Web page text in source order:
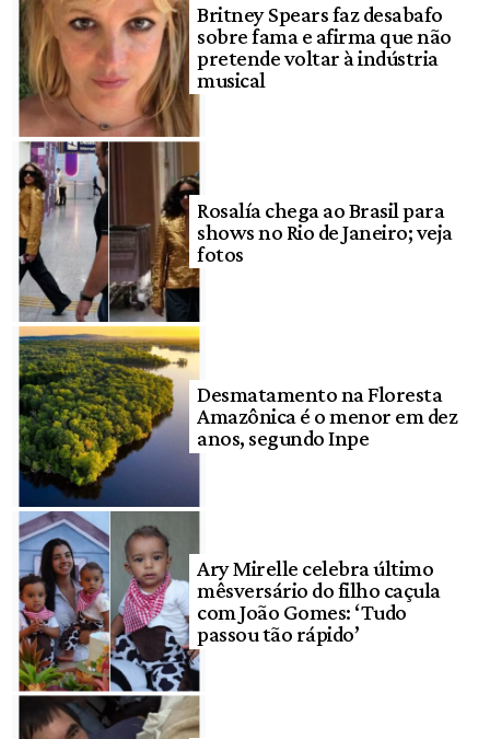
Britney Spears faz desabafo
sobre fama e afirma que não
pretende voltar à indústria
musical
Rosalía chega ao Brasil para
shows no Rio de Janeiro; veja
fotos
Desmatamento na Floresta
Amazônica é o menor em dez
anos, segundo Inpe
Ary Mirelle celebra último
mêsversário do filho caçula
com João Gomes: ‘Tudo
passou tão rápido’